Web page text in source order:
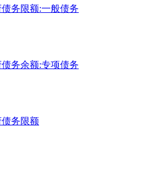
务限额:一般债务
务余额:专项债务
务限额